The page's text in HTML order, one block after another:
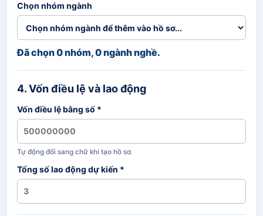
Chọn nhóm ngành
Đã chọn 0 nhóm, 0 ngành nghề.
4. Vốn điều lệ và lao động
Vốn điều lệ bằng số *
Tự động đổi sang chữ khi tạo hồ sơ.
Tổng số lao động dự kiến *